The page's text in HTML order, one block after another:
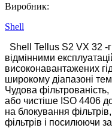
Виробник:
Shell
Shell Tellus S2 VX 32 -
відмінними
високонавантажених
широкому діапазоні
Чудова
або чистіше ISO 4406
на блокування
фільтрів і посилюючи